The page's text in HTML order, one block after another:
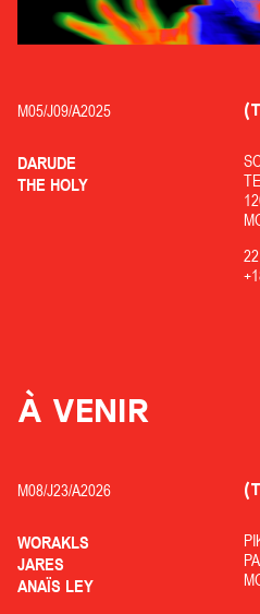
M05/J09/A2025
DARUDE
THE HOLY
À VENIR
M08/J23/A2026
WORAKLS
JARES
ANAÏS LEY